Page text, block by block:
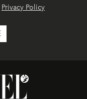
Privacy Policy